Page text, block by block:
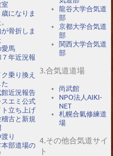
歳になりま
骨折しま
愛馬
７年近況報
乗り換え
た
館近況報告
スエミ公式
ト立ち上げ
古と新規
り
本部道場の
龍谷大学合気道
部
京都大学合気道
部
関西大学合気道
部
3.合気道道場
尚武館
NPO法人AIKI-
NET
札幌合氣修練道
場
4.その他合気道サイ
ト